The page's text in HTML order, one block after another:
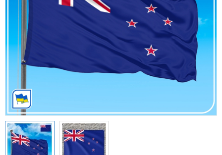
Континентами
Замовлення
Прапори Міжнародних
Спортивні Прапори
Етнічні Прапори